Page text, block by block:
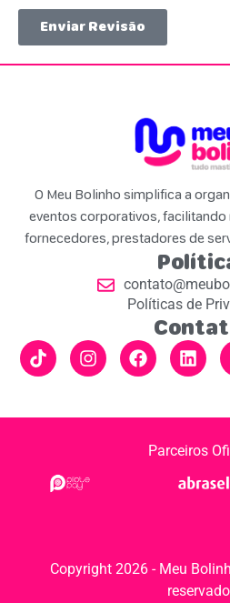
Enviar Revisão
O Meu Bolinho simplifica a
eventos corporativos,
fornecedores, prestadores de
Políticas de
Parceiros
Copyright 2026 - Meu